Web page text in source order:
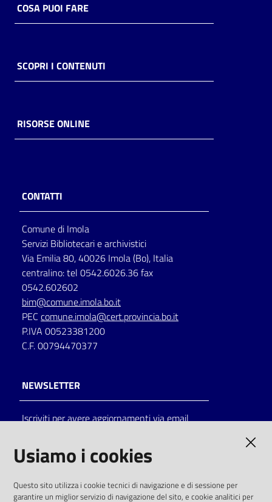
COSA PUOI FARE
SCOPRI I CONTENUTI
RISORSE ONLINE
CONTATTI
Comune di Imola
Servizi Bibliotecari e archivistici
Via Emilia 80, 40026 Imola (Bo), Italia
centralino: tel 0542.6026.36 fax
0542.602602
bim@comune.imola.bo.it
PEC comune.imola@cert.provincia.bo.it
P.IVA 00523381200
C.F. 00794470377
NEWSLETTER
Iscriviti per avere aggiornamenti via email
solo alle condizioni previste dalla direttiva
Usiamo i cookies
Questo sito utilizza i cookie tecnici di navigazione e di sessione per
garantire un miglior servizio di navigazione del sito, e cookie analitici per